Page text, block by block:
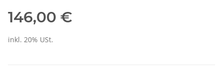
146,00 €
inkl. 20% USt.